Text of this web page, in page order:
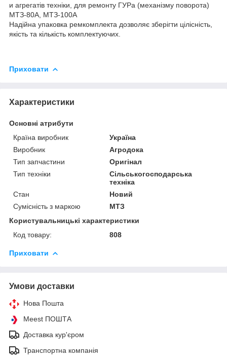
и агрегатів техніки, для ремонту ГУРа (механізму поворота)
МТЗ-80А, МТЗ-100А
Надійна упаковка ремкомплекта дозволяє зберігти цілісність,
якість та кількість комплектуючих.
Приховати
Характеристики
Основні атрибути
Країна виробник
Україна
Виробник
Агродока
Тип запчастини
Оригінал
Тип техніки
Сільськогосподарська
техніка
Стан
Новий
Сумісність з маркою
МТЗ
Користувальницькі характеристики
Код товару:
808
Приховати
Умови доставки
Нова Пошта
Meest ПОШТА
Доставка кур'єром
Транспортна компанія